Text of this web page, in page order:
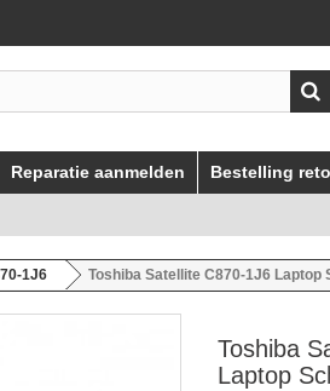
Reparatie aanmelden Bestelling
1J6 Toshiba Satellite C870-1J6 Laptop
Toshiba
Laptop